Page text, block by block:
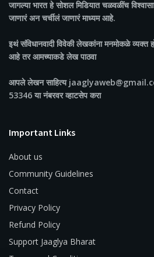
जागल्या भारतहे सोशल मिडियात चळवळींच
जाणारं अन चर्चीलं जाणारं माध्यम आहे.
इथं संविधानवादी विवेकी लेखकांना मनमोकळे व्यक्त
आहे तर आमच्याकडे लेख पाठवा
आपले लेखन साहित्य
53346 या नंबरवर व्हाटसेप करा
Important Links
About us
Community Guidelines
Contact
Privacy Policy
Refund Policy
Support Jaaglya Bharat